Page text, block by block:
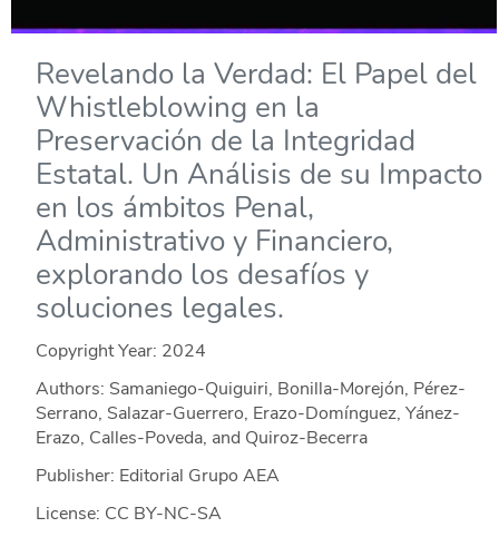
Revelando la Verdad: El Papel del
Whistleblowing en la
Preservación de la Integridad
Estatal. Un Análisis de su Impacto
en los ámbitos Penal,
Administrativo y Financiero,
explorando los desafíos y
soluciones legales.
Copyright Year: 2024
Authors: Samaniego-Quiguiri, Bonilla-Morejón, Pérez-
Serrano, Salazar-Guerrero, Erazo-Domínguez, Yánez-
Erazo, Calles-Poveda, and Quiroz-Becerra
Publisher: Editorial Grupo AEA
License: CC BY-NC-SA